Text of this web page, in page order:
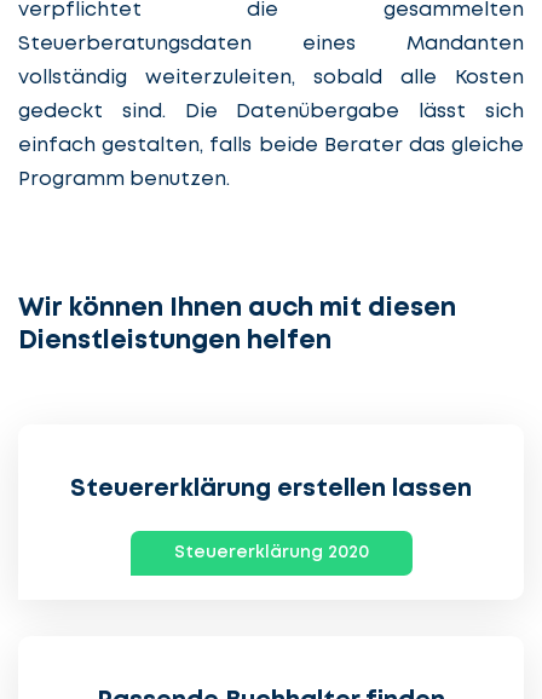
verpflichtet die gesammelten
Steuerberatungsdaten eines Mandanten
vollständig weiterzuleiten, sobald alle Kosten
gedeckt sind. Die Datenübergabe lässt sich
einfach gestalten, falls beide Berater das gleiche
Programm benutzen.
Wir können Ihnen auch mit diesen
Dienstleistungen helfen
Steuererklärung erstellen lassen
Steuererklärung 2020